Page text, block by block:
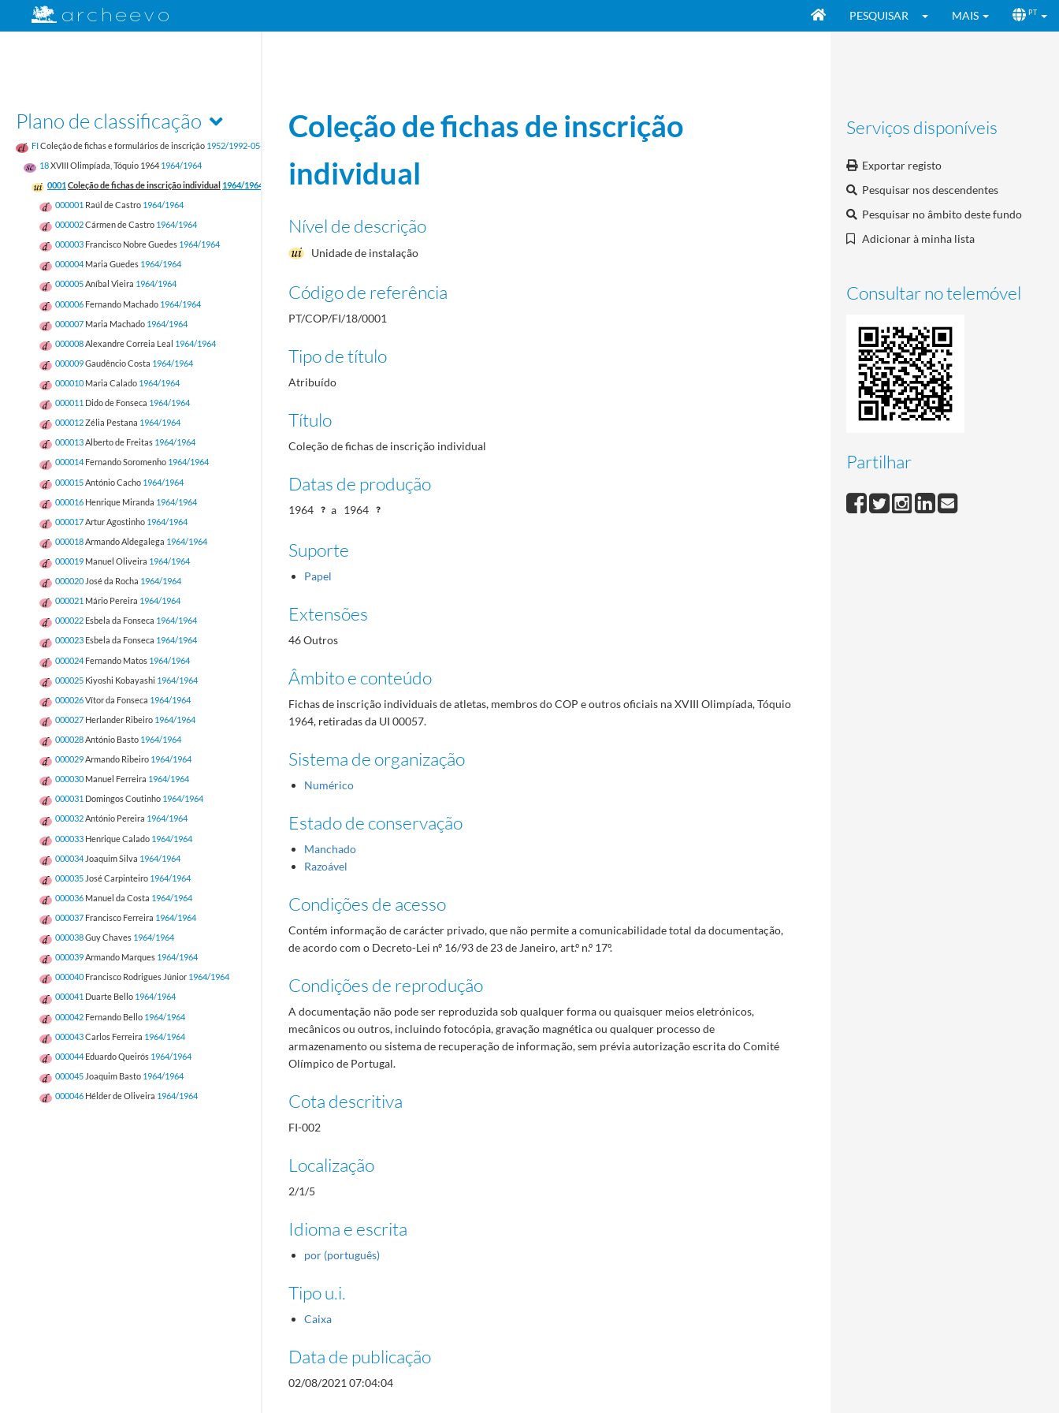
PESQUISAR MAIS PT
Plano de classificação
FIColeção de fichas e formulários de inscrição 1952/1992-05-17
18XVIII Olimpíada, Tóquio 1964 1964/1964
0001 Coleção de fichas de inscrição individual 1964/1964
000001 Raúl de Castro 1964/1964
000002Cármen de Castro 1964/1964
000003 Francisco Nobre Guedes 1964/1964
000004 Maria Guedes 1964/1964
000005Aníbal Vieira 1964/1964
000006 Fernando Machado 1964/1964
000007 Maria Machado 1964/1964
000008Alexandre Correia Leal 1964/1964
000009Gaudêncio Costa 1964/1964
000010 Maria Calado 1964/1964
000011 Dido de Fonseca 1964/1964
000012Zélia Pestana 1964/1964
000013Alberto de Freitas 1964/1964
000014 Fernando Soromenho 1964/1964
000015António Cacho 1964/1964
000016 Henrique Miranda 1964/1964
000017Artur Agostinho 1964/1964
000018Armando Aldegalega 1964/1964
000019 Manuel Oliveira 1964/1964
000020 José da Rocha 1964/1964
000021 Mário Pereira 1964/1964
000022 Esbela da Fonseca 1964/1964
000023 Esbela da Fonseca 1964/1964
000024 Fernando Matos 1964/1964
000025 Kiyoshi Kobayashi 1964/1964
000026Vítor da Fonseca 1964/1964
000027 Herlander Ribeiro 1964/1964
000028António Basto 1964/1964
000029Armando Ribeiro 1964/1964
000030 Manuel Ferreira 1964/1964
000031 Domingos Coutinho 1964/1964
000032António Pereira 1964/1964
000033 Henrique Calado 1964/1964
000034 Joaquim Silva 1964/1964
000035 José Carpinteiro 1964/1964
000036 Manuel da Costa 1964/1964
000037 Francisco Ferreira 1964/1964
000038Guy Chaves 1964/1964
000039Armando Marques 1964/1964
000040 Francisco Rodrigues Júnior 1964/1964
000041 Duarte Bello 1964/1964
000042 Fernando Bello 1964/1964
000043Carlos Ferreira 1964/1964
000044 Eduardo Queirós 1964/1964
000045 Joaquim Basto 1964/1964
000046 Hélder de Oliveira 1964/1964
Serviços disponíveis
Exportar registo
Pesquisar nos descendentes
Pesquisar no âmbito deste fundo
Adicionar à minha lista
Consultar no telemóvel
Partilhar
Coleção de fichas de inscrição
individual
Nível de descrição
Unidade de instalação
Código de referência
PT/COP/FI/18/0001
Tipo de título
Atribuído
Título
Coleção de fichas de inscrição individual
Datas de produção
1964 a 1964
Suporte
Papel
Extensões
46 Outros
Âmbito e conteúdo
Fichas de inscrição individuais de atletas, membros do COP e outros oficiais na XVIII Olimpíada, Tóquio
1964, retiradas da UI 00057.
Sistema de organização
Numérico
Estado de conservação
Manchado
Razoável
Condições de acesso
Contém informação de carácter privado, que não permite a comunicabilidade total da documentação,
de acordo com o Decreto-Lei nº 16/93 de 23 de Janeiro, art.º n.º 17º.
Condições de reprodução
A documentação não pode ser reproduzida sob qualquer forma ou quaisquer meios eletrónicos,
mecânicos ou outros, incluindo fotocópia, gravação magnética ou qualquer processo de
armazenamento ou sistema de recuperação de informação, sem prévia autorização escrita do Comité
Olímpico de Portugal.
Cota descritiva
FI-002
Localização
2/1/5
Idioma e escrita
por (português)
Tipo u.i.
Caixa
Data de publicação
02/08/2021 07:04:04